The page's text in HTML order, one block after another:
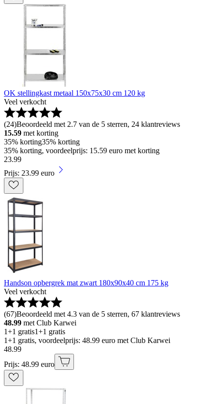
OK stellingkast metaal 150x75x30 cm 120 kg
Veel verkocht
(24)Beoordeeld met 2.7 van de 5 sterren, 24 klantreviews
15.59 met korting
35% korting35% korting
35% korting, voordeelprijs: 15.59 euro met korting
23.99
Prijs: 23.99 euro
Handson opbergrek mat zwart 180x90x40 cm 175 kg
Veel verkocht
(67)Beoordeeld met 4.3 van de 5 sterren, 67 klantreviews
48.99 met Club Karwei
1+1 gratis1+1 gratis
1+1 gratis, voordeelprijs: 48.99 euro met Club Karwei
48.99
Prijs: 48.99 euro